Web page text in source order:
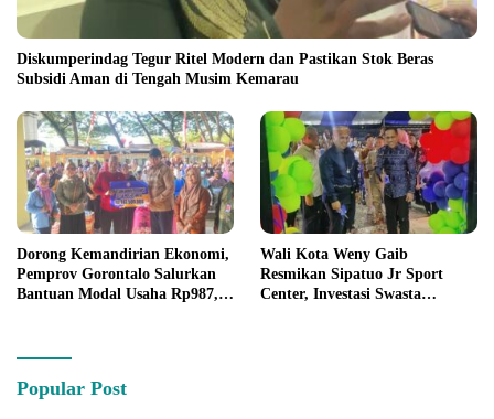
Diskumperindag Tegur Ritel Modern dan Pastikan Stok Beras
Subsidi Aman di Tengah Musim Kemarau
Dorong Kemandirian Ekonomi,
Pemprov Gorontalo Salurkan
Bantuan Modal Usaha Rp987,5
Wali Kota Weny Gaib
Resmikan Sipatuo Jr Sport
Center, Investasi Swasta
Popular Post